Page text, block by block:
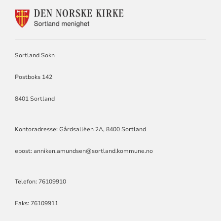
KONTAKTINFORMASJON
Sortland Sokn
Postboks 142
8401 Sortland
Kontoradresse: Gårdsallèen 2A, 8400 Sortland
epost: anniken.amundsen@sortland.kommune.no
Telefon: 76109910
Faks: 76109911